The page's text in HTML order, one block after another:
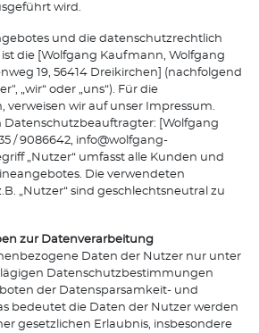
wird.
und die datenschutzrechtlich
die [Wolfgang Kaufmann, Wolfgang
19, 56414 Dreikirchen] (nachfolgend
„wir“ oder „uns“). Für die
verweisen wir auf unser Impressum.
[Wolfgang
/ 9086642, info@wolfgang-
„Nutzer“ umfasst alle Kunden und
Die verwendeten
„Nutzer“ sind geschlechtsneutral zu
zur Datenverarbeitung
Daten der Nutzer nur unter
Datenschutzbestimmungen
der Datensparsamkeit- und
bedeutet die Daten der Nutzer werden
gesetzlichen Erlaubnis, insbesondere